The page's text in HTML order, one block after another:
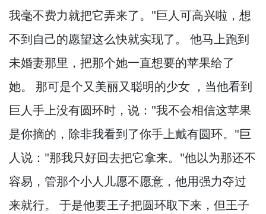
我毫不费力就把它弄来了。 "巨人可高兴啦， 想
不到自己的愿望这么快就实现了。
他马上跑到
未婚妻那里， 把那个她一直想要的苹果给了
她。
那可是个又美丽又聪明的少女 ， 当他看到
巨人手上没有圆环时， 说："我不会相信这苹果
是你摘的， 除非我看到了你手上戴有圆环。 "巨
人说："那我只好回去把它拿来。 "他以为那还不
容易， 管那个小人儿愿不愿意， 他用强力夺过
来就行。
于是他要王子把圆环取下来， 但王子